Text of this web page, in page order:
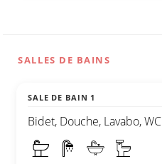
SALLES DE BAINS
SALE DE BAIN 1
Bidet, Douche, Lavabo, WC